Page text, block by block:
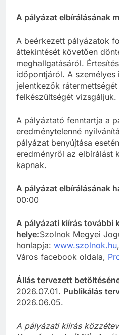
A pályázat elbírálásának
A beérkezett pályázatok
áttekintését követően
meghallgatásáról.
időpontjáról. A személyes
jelentkezők
felkészültségét vizsgáljuk.
A pályáztató fenntartja a
eredménytelenné
pályázat benyújtása
eredményről az elbírálást
kapnak.
A pályázat elbírálásának
00:00
A pályázati kiírás további
helye:Szolnok Megyei
honlapja: www.szolnok.hu
Város facebook oldala,
Állás tervezett
2026.07.01. Publikálás
2026.06.05.
A pályázati kiírás